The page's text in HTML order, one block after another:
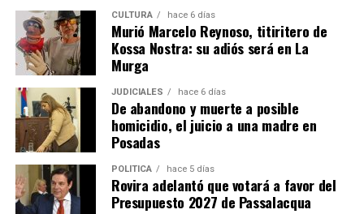
CULTURA hace 6 días
Murió Marcelo Reynoso, titiritero de
Kossa Nostra: su adiós será en La
Murga
JUDICIALES hace 6 días
De abandono y muerte a posible
homicidio, el juicio a una madre en
Posadas
POLÍTICA hace 5 días
Rovira adelantó que votará a favor del
Presupuesto 2027 de Passalacqua